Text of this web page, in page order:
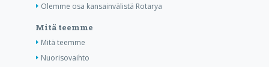
Olemme osa kansainvälistä Rotarya
Mitä teemme
Mitä teemme
Nuorisovaihto